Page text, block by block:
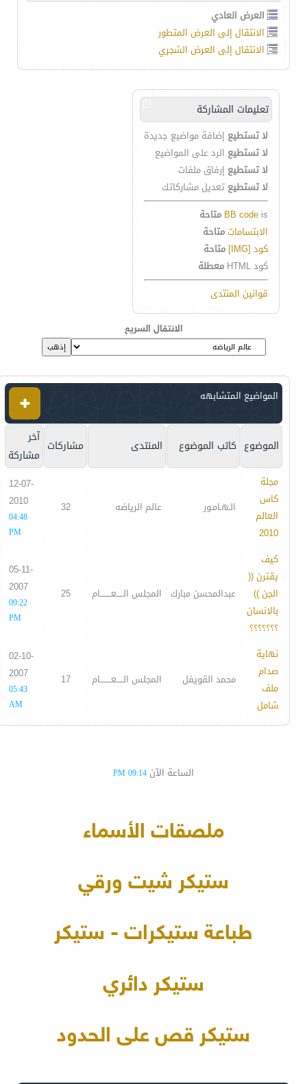
العرض العادي
الانتقال إلى العرض المتطور
الانتقال إلى العرض الشجري
تعليمات المشاركة
لا تستطيع إضافة مواضيع جديدة
لا تستطيع الرد على المواضيع
لا تستطيع إرفاق ملفات
لا تستطيع تعديل مشاركاتك
BB code is
متاحة
الابتساماتمتاحة
كود [IMG]
متاحة
كود HTML
معطلة
قوانين المنتدى
الانتقال السريع
المواضيع المتشابهه
الموضوع كاتب الموضوع المنتدى مشاركات آخر
مشاركة
مجلة
كاس
العالم
2010
الـهـامـور عالم الرياضه 32
12-07-
2010
04:48
PM
كيف
يقترن ((
الجن ))
بالانسان
؟؟؟؟؟؟؟
عبدالمحسن مبارك المجلس الـــــعــــــــام 25
05-11-
2007
09:22
PM
نهاية
صدام
ملف
شامل
محمد القويفل المجلس الـــــعــــــــام 17
02-10-
2007
05:43
AM
الساعة الآن 09:14 PM
ملصقات الأسماء
ستيكر شيت ورقي
طباعة ستيكرات - ستيكر
ستيكر دائري
ستيكر قص على الحدود